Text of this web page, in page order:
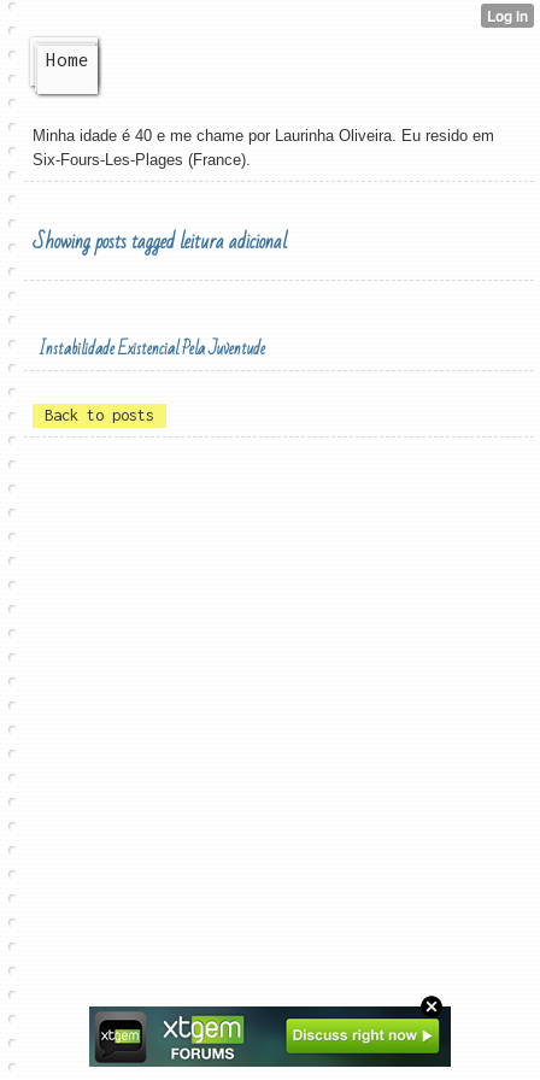
Home
Minha idade é 40 e me chame por Laurinha Oliveira. Eu resido em
Six-Fours-Les-Plages (France).
Showing posts tagged leitura adicional
Instabilidade Existencial Pela Juventude
Back to posts